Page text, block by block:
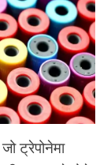
ट्रेपोनेमा